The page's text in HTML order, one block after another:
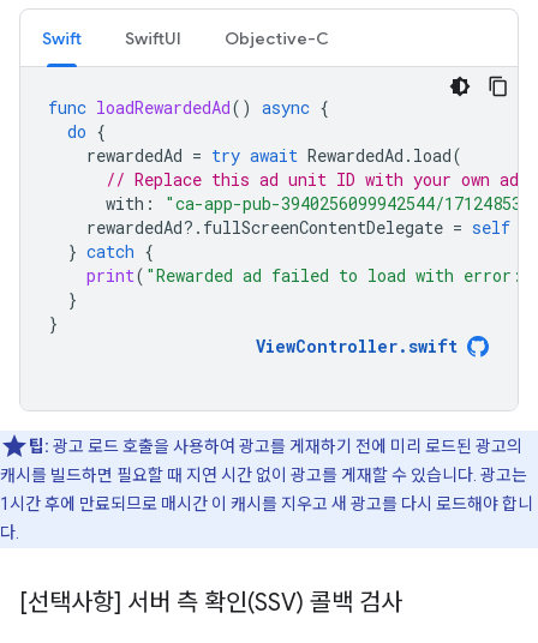
Swift SwiftUI Objective-C
func loadRewardedAd() async {
do {
rewardedAd = try await RewardedAd . load(
// Replace this ad unit ID with your own ad
with :
"ca-app-pub-3940256099942544/
rewardedAd?. fullScreenContentDelegate = self
} catch {
print( "Rewarded ad failed to load with error:
}
}
ViewController.swift
팁: 광고 로드 호출을 사용하여 광고를 게재하기 전에 미리 로드된 광고의
캐시를 빌드하면 필요할 때 지연 시간 없이 광고를 게재할 수 있습니다. 광고는
1시간 후에 만료되므로 매시간 이 캐시를 지우고 새 광고를 다시 로드해야 합니
다.
[선택사항] 서버 측 확인(SSV) 콜백 검사